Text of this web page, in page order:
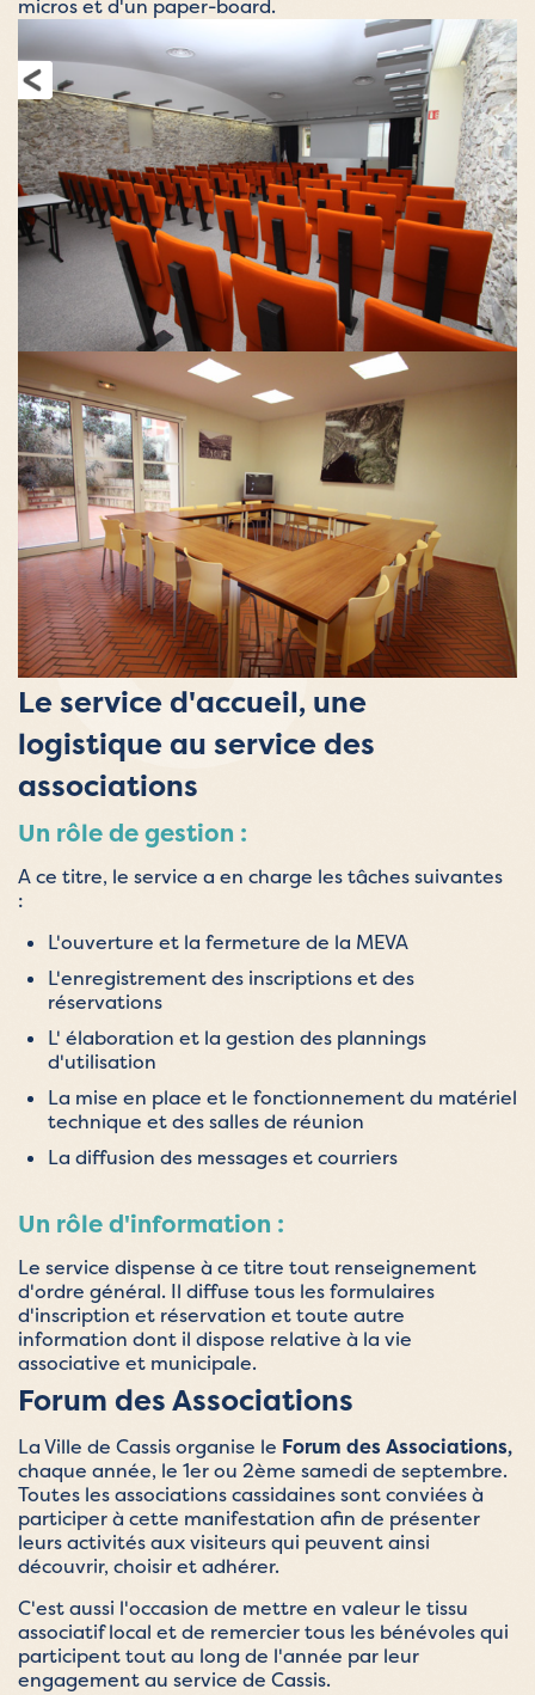
micros et d'un paper-board.
Le service d'accueil, une
logistique au service des
associations
Un rôle de gestion :
A ce titre, le service a en charge les tâches suivantes
:
L'ouverture et la fermeture de la MEVA
L'enregistrement des inscriptions et des
réservations
L' élaboration et la gestion des plannings
d'utilisation
La mise en place et le fonctionnement du matériel
technique et des salles de réunion
La diffusion des messages et courriers
Un rôle d'information :
Le service dispense à ce titre tout renseignement
d'ordre général. Il diffuse tous les formulaires
d'inscription et réservation et toute autre
information dont il dispose relative à la vie
associative et municipale.
Forum des Associations
La Ville de Cassis organise le Forum des Associations,
chaque année, le 1er ou 2ème samedi de septembre.
Toutes les associations cassidaines sont conviées à
participer à cette manifestation afin de présenter
leurs activités aux visiteurs qui peuvent ainsi
découvrir, choisir et adhérer.
C'est aussi l'occasion de mettre en valeur le tissu
associatif local et de remercier tous les bénévoles qui
participent tout au long de l'année par leur
engagement au service de Cassis.